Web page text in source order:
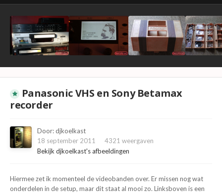
Panasonic VHS en Sony Betamax
recorder
Door:djkoelkast
18 september 2011
4321 weergaven
Bekijk djkoelkast's afbeeldingen
Hiermee zet ik momenteel de videobanden over. Er missen nog wat
onderdelen in de setup, maar dit staat al mooi zo. Linksboven is een